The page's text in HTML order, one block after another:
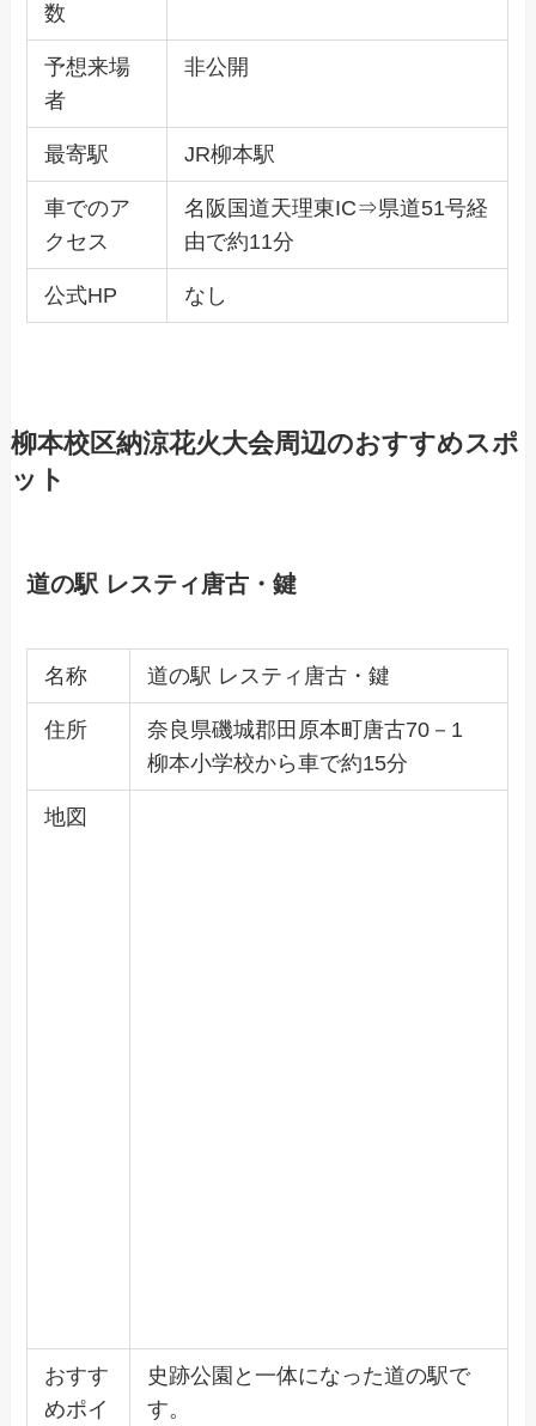
数
予想来場
者
非公開
最寄駅 JR柳本駅
車でのア
クセス
名阪国道天理東IC⇒県道51号経
由で約11分
公式HP なし
柳本校区納涼花火大会周辺のおすすめスポ
ット
道の駅 レスティ唐古・鍵
名称 道の駅 レスティ唐古・鍵
住所
奈良県磯城郡田原本町唐古70－1
柳本小学校から車で約15分
地図
おすす
めポイ
史跡公園と一体になった道の駅で
す。